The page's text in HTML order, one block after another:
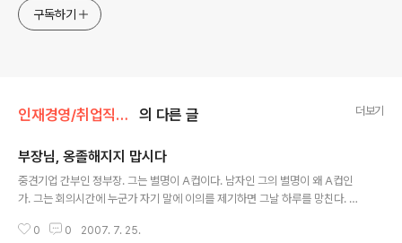
구독하기
인재경영/취업직장커리어 의 다른 글 더보기
부장님, 옹졸해지지 맙시다
중견기업 간부인 정부장. 그는 별명이 A컵이다. 남자인 그의 별명이 왜 A컵인
가. 그는 회의시간에 누군가 자기 말에 이의를 제기하면 그날 하루를 망친다. 반
그름을 떠나 일단 그가 자신의 의견에 동의하지 않는다는데 화가 치미는 것이
0 0 2007. 7. 25.